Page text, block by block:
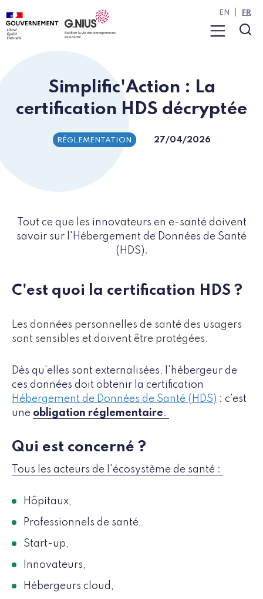
Panneau de gestion des cookies
Aller au contenu
Aller à la navigation
Menu
EN FR
Simplific'Action : La
certification HDS décryptée
RÉGLEMENTATION 27/04/2026
Tout ce que les innovateurs en e-santé doivent
savoir sur l'Hébergement de Données de Santé
(HDS).
C'est quoi la certification HDS ?
Les données personnelles de santé des usagers
sont sensibles et doivent être protégées.
Dès qu'elles sont externalisées, l'hébergeur de
ces données doit obtenir la certification
Hébergement de Données de Santé (HDS) : c'est
une obligation réglementaire.
Qui est concerné ?
Tous les acteurs de l'écosystème de santé :
Hôpitaux,
Professionnels de santé,
Start-up,
Innovateurs,
Hébergeurs cloud,